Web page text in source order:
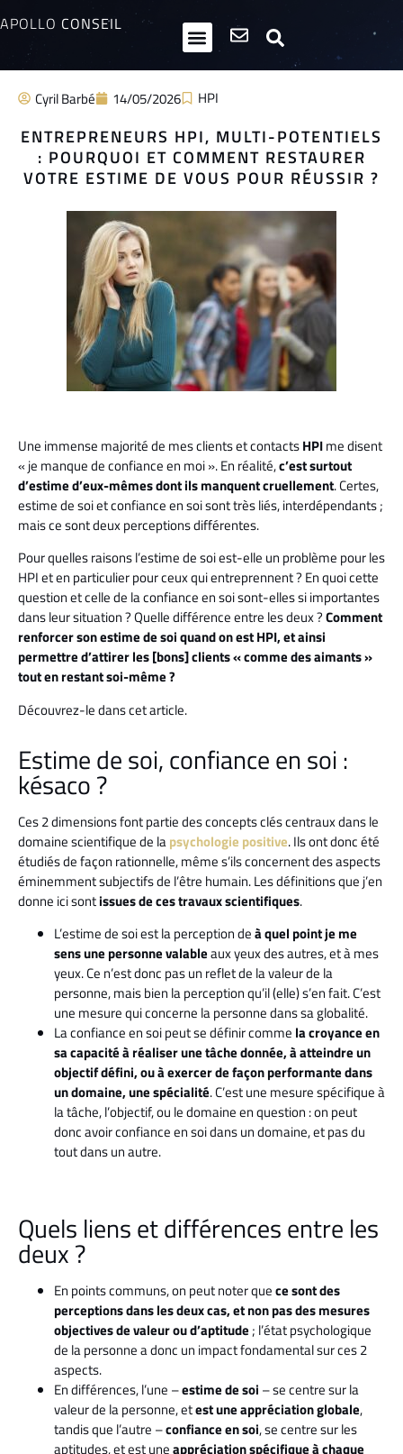
APOLLO CONSEIL
Cyril Barbé 14/05/2026 HPI
ENTREPRENEURS HPI, MULTI-POTENTIELS
: POURQUOI ET COMMENT RESTAURER
VOTRE ESTIME DE VOUS POUR RÉUSSIR ?
Une immense majorité de mes clients et contactsHPIme disent
« je manque de confiance en moi ». En réalité,c’est surtout
d’estime d’eux-mêmes dont ils manquent cruellement. Certes,
estime de soi et confiance en soi sont très liés, interdépendants ;
mais ce sont deux perceptions différentes.
Pour quelles raisons l’estime de soi est-elle un problème pour les
HPI et en particulier pour ceux qui entreprennent ? En quoi cette
question et celle de la confiance en soi sont-elles si importantes
dans leur situation ? Quelle différence entre les deux ?Comment
renforcer son estime de soi quand on est HPI, et ainsi
permettre d’attirer les [bons] clients « comme des aimants »
tout en restant soi-même ?
Découvrez-le dans cet article.
Estime de soi, confiance en soi :
késaco ?
Ces 2 dimensions font partie des concepts clés centraux dans le
domaine scientifique de lapsychologie positive. Ils ont donc été
étudiés de façon rationnelle, même s’ils concernent des aspects
éminemment subjectifs de l’être humain. Les définitions que j’en
donne ici sontissues de ces travaux scientifiques.
L’estime de soi est la perception deà quel point je me
sens une personne valableaux yeux des autres, et à mes
yeux. Ce n’est donc pas un reflet de la valeur de la
personne, mais bien la perception qu’il (elle) s’en fait. C’est
une mesure qui concerne la personne dans sa globalité.
La confiance en soi peut se définir comme la croyance en
sa capacité à réaliser une tâche donnée, à atteindre un
objectif défini, ou à exercer de façon performante dans
un domaine, une spécialité. C’est une mesure spécifique à
la tâche, l’objectif, ou le domaine en question : on peut
donc avoir confiance en soi dans un domaine, et pas du
tout dans un autre.
Quels liens et différences entre les
deux ?
En points communs, on peut noter quece sont des
perceptions dans les deux cas, et non pas des mesures
objectives de valeur ou d’aptitude; l’état psychologique
de la personne a donc un impact fondamental sur ces 2
aspects.
En différences, l’une –estime de soi – se centre sur la
valeur de la personne, etest une appréciation globale,
tandis que l’autre –confiance en soi, se centre sur les
aptitudes, et est uneappréciation spécifique à chaque